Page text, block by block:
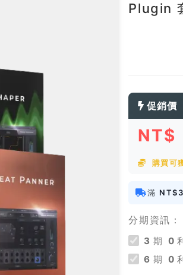
Plugin
促銷價
NT$
購買可
滿
分期資訊：
3 期 0
6 期 0